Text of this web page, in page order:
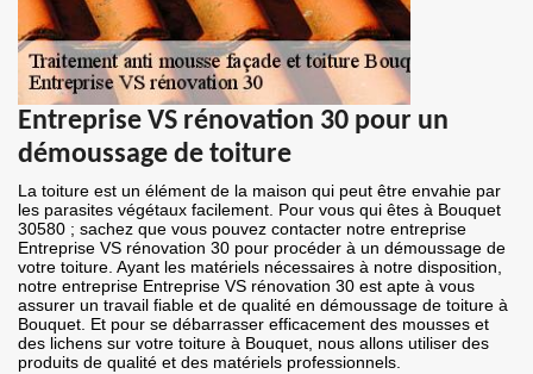
Entreprise VS rénovation 30 pour un
démoussage de toiture
La toiture est un élément de la maison qui peut être envahie par
les parasites végétaux facilement. Pour vous qui êtes à Bouquet
30580 ; sachez que vous pouvez contacter notre entreprise
Entreprise VS rénovation 30 pour procéder à un démoussage de
votre toiture. Ayant les matériels nécessaires à notre disposition,
notre entreprise Entreprise VS rénovation 30 est apte à vous
assurer un travail fiable et de qualité en démoussage de toiture à
Bouquet. Et pour se débarrasser efficacement des mousses et
des lichens sur votre toiture à Bouquet, nous allons utiliser des
produits de qualité et des matériels professionnels.